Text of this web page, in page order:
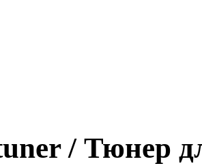
/ Тюнер